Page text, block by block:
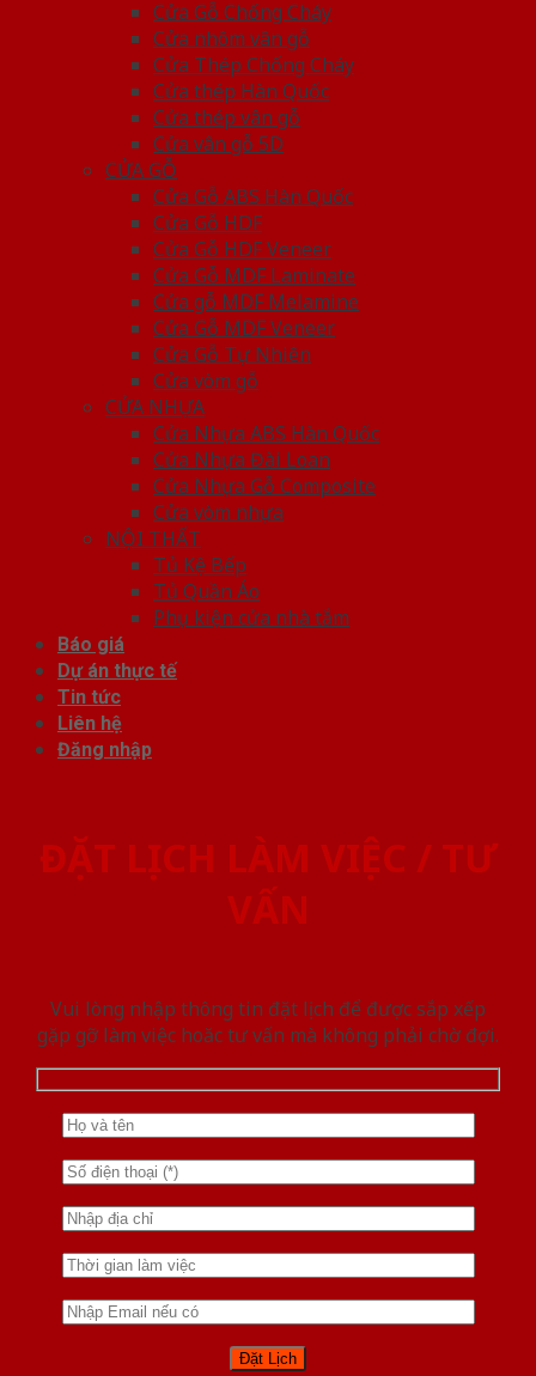
Cửa Gỗ Chống Cháy
Cửa nhôm vân gỗ
Cửa Thép Chống Cháy
Cửa thép Hàn Quốc
Cửa thép vân gỗ
Cửa vân gỗ 5D
CỬA GỖ
Cửa Gỗ ABS Hàn Quốc
Cửa Gỗ HDF
Cửa Gỗ HDF Veneer
Cửa Gỗ MDF Laminate
Cửa gỗ MDF Melamine
Cửa Gỗ MDF Veneer
Cửa Gỗ Tự Nhiên
Cửa vòm gỗ
CỬA NHỰA
Cửa Nhựa ABS Hàn Quốc
Cửa Nhựa Đài Loan
Cửa Nhựa Gỗ Composite
Cửa vòm nhựa
NỘI THẤT
Tủ Kệ Bếp
Tủ Quần Áo
Phụ kiện cửa nhà tắm
Báo giá
Dự án thực tế
Tin tức
Liên hệ
Đăng nhập
ĐẶT LỊCH LÀM VIỆC / TƯ
VẤN
Vui lòng nhập thông tin đặt lịch để được sắp xếp
gặp gỡ làm việc hoăc tư vấn mà không phải chờ đợi.